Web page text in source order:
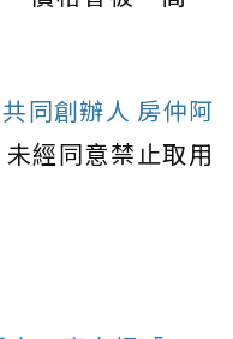
同創辦人 房仲阿
未經同意禁止取用